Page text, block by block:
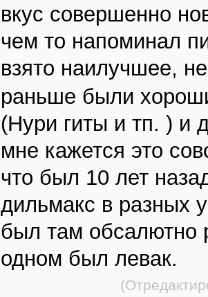
вкус совершенно
чем то напоминал
взято наилучшее,
раньше были
(Нури гиты и тп. ) и
мне кажется это
что был 10 лет
дильмакс в разных
был там обсалютно
одном был левак.